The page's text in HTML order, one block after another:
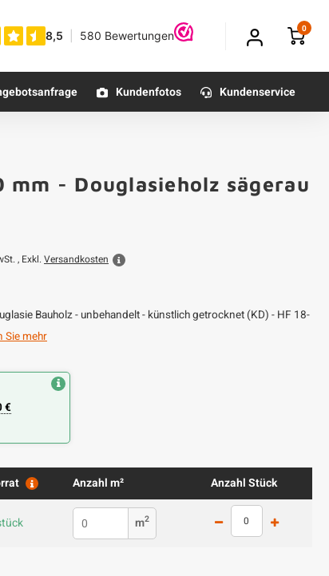
0
Kundenfotos Kundenservice
- Douglasieholz sägerau
, Exkl. Versandkosten
Bauholz - unbehandelt - künstlich getrocknet (KD) - HF 18-
Sie mehr
€
Anzahl m² Anzahl Stück
m2